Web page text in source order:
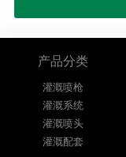
产品分类
灌溉喷枪
灌溉系统
灌溉喷头
灌溉配套